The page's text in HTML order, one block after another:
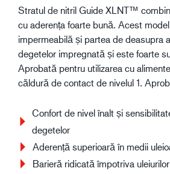
Stratul de nitril Guide XLNT™
cu aderența foarte bună. Acest
impermeabilă și partea de deasupra
degetelor impregnată și este foarte
Aprobată pentru utilizarea cu
căldură de contact de nivelul 1.
Confort de nivel înalt și
degetelor
Aderență superioară în medii
Barieră ridicată împotriva